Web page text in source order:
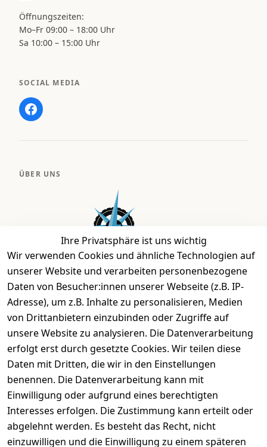
Ihre Privatsphäre ist uns wichtig
Wir verwenden Cookies und ähnliche Technologien auf
unserer Website und verarbeiten personenbezogene
Daten von Besucher:innen unserer Webseite (z.B. IP-
Adresse), um z.B. Inhalte zu personalisieren, Medien
von Drittanbietern einzubinden oder Zugriffe auf
unsere Website zu analysieren. Die Datenverarbeitung
erfolgt erst durch gesetzte Cookies. Wir teilen diese
Daten mit Dritten, die wir in den Einstellungen
benennen. Die Datenverarbeitung kann mit
Einwilligung oder aufgrund eines berechtigten
Interesses erfolgen. Die Zustimmung kann erteilt oder
abgelehnt werden. Es besteht das Recht, nicht
einzuwilligen und die Einwilligung zu einem späteren
Öffnungszeiten:
Mo–Fr 09:00 – 18:00 Uhr
Sa 10:00 – 15:00 Uhr
SOCIAL MEDIA
ÜBER UNS
Bei uns findest Du das richtige Fahrgefühl. Auf über
2.400 m² bieten wir Dir die beste Beratung zu
Kinderfahrrädern über E-MTBs bis hin zu
Lastenfahrrädern und Elektrorollern.
EINKAUFEN
› Fahrrad Aachen
› Zahlungs- und Versandbedingungen